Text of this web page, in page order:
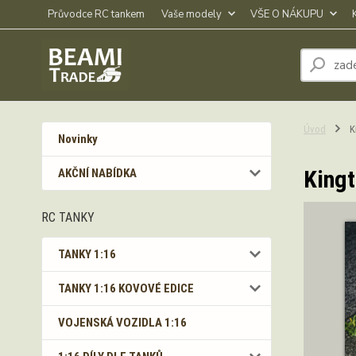
Průvodce RC tankem Vaše modely VŠE O NÁKUPU
Novinky
AKČNÍ NABÍDKA
RC TANKY
TANKY 1:16
TANKY 1:16 KOVOVÉ EDICE
VOJENSKÁ VOZIDLA 1:16
Úvod